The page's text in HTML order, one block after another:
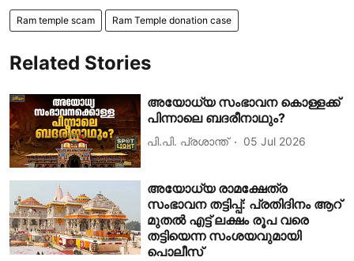
Ram temple scam Ram Temple donation case
Related Stories
അയോധ്യ സംഭാവന കൊള്ളക്ക്
പിന്നാലെ ബദരീനാഥും?
പി.പി. പ്രശാന്ത് 05 Jul 2026
അയോധ്യ രാമക്ഷേത്ര
സംഭാവന തട്ടിപ്പ്: പ്രതിദിനം ആറ്
മുതൽ എട്ട് ലക്ഷം രൂപ വരെ
തട്ടിയെന്ന സംശയവുമായി
പൊലീസ്